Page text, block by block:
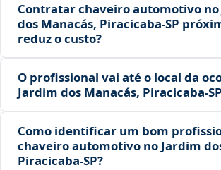
Contratar chaveiro automotivo no
dos Manacás, Piracicaba‑SP
reduz o custo?
O profissional vai até o local da
Jardim dos Manacás,
Como identificar um bom
chaveiro automotivo no Jardim
Piracicaba‑SP?